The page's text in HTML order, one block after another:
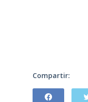
Compartir: